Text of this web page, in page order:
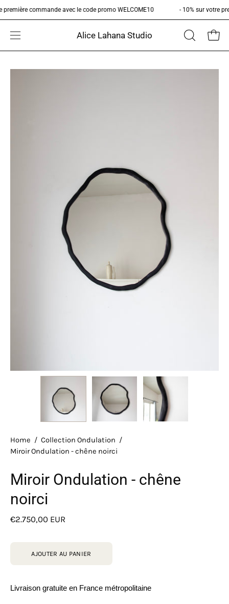
Aller
au
contenu
première commande avec le code promo WELCOME10 - 10% sur
Ouvrir
le
menu
Alice Lahana Studio
OUVRIR
LA
Home / Collection Ondulation /
Miroir Ondulation - chêne noirci
Miroir Ondulation - chêne
noirci
€2.750,00 EUR
AJOUTER AU PANIER
Livraison gratuite en France métropolitaine